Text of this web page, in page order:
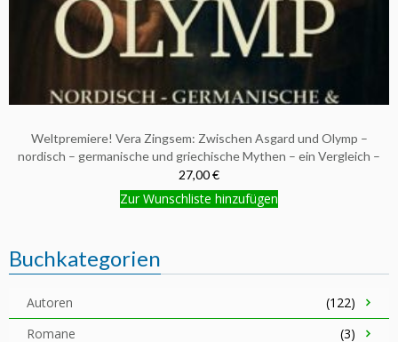
Weltpremiere! Vera Zingsem: Zwischen Asgard und Olymp –
nordisch – germanische und griechische Mythen – ein Vergleich –
27,00 €
Zur Wunschliste hinzufügen
Buchkategorien
Autoren
(122)
Romane
(3)